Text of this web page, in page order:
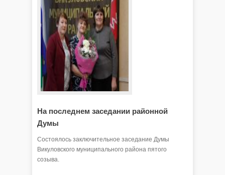
На последнем заседании районной
Думы
Состоялось заключительное заседание Думы
Викуловского муниципального района пятого
созыва.